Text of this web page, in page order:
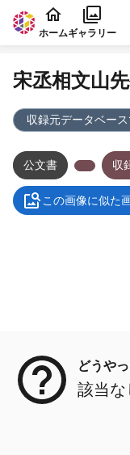
本文に飛ぶ
ホームギャラリー
宋丞相文山
収録元データベース
公文書 収
この画像に似た
どうや
該当な